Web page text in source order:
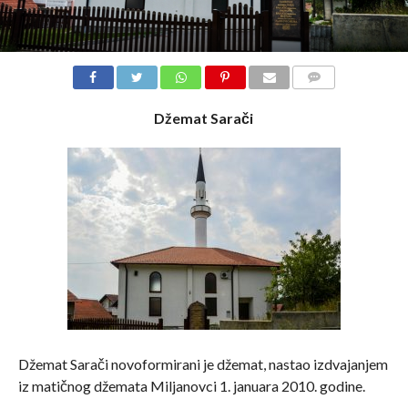
Džemat Sarači
Džemat Sarači novoformirani je džemat, nastao izdvajanjem
iz matičnog džemata Miljanovci 1. januara 2010. godine.